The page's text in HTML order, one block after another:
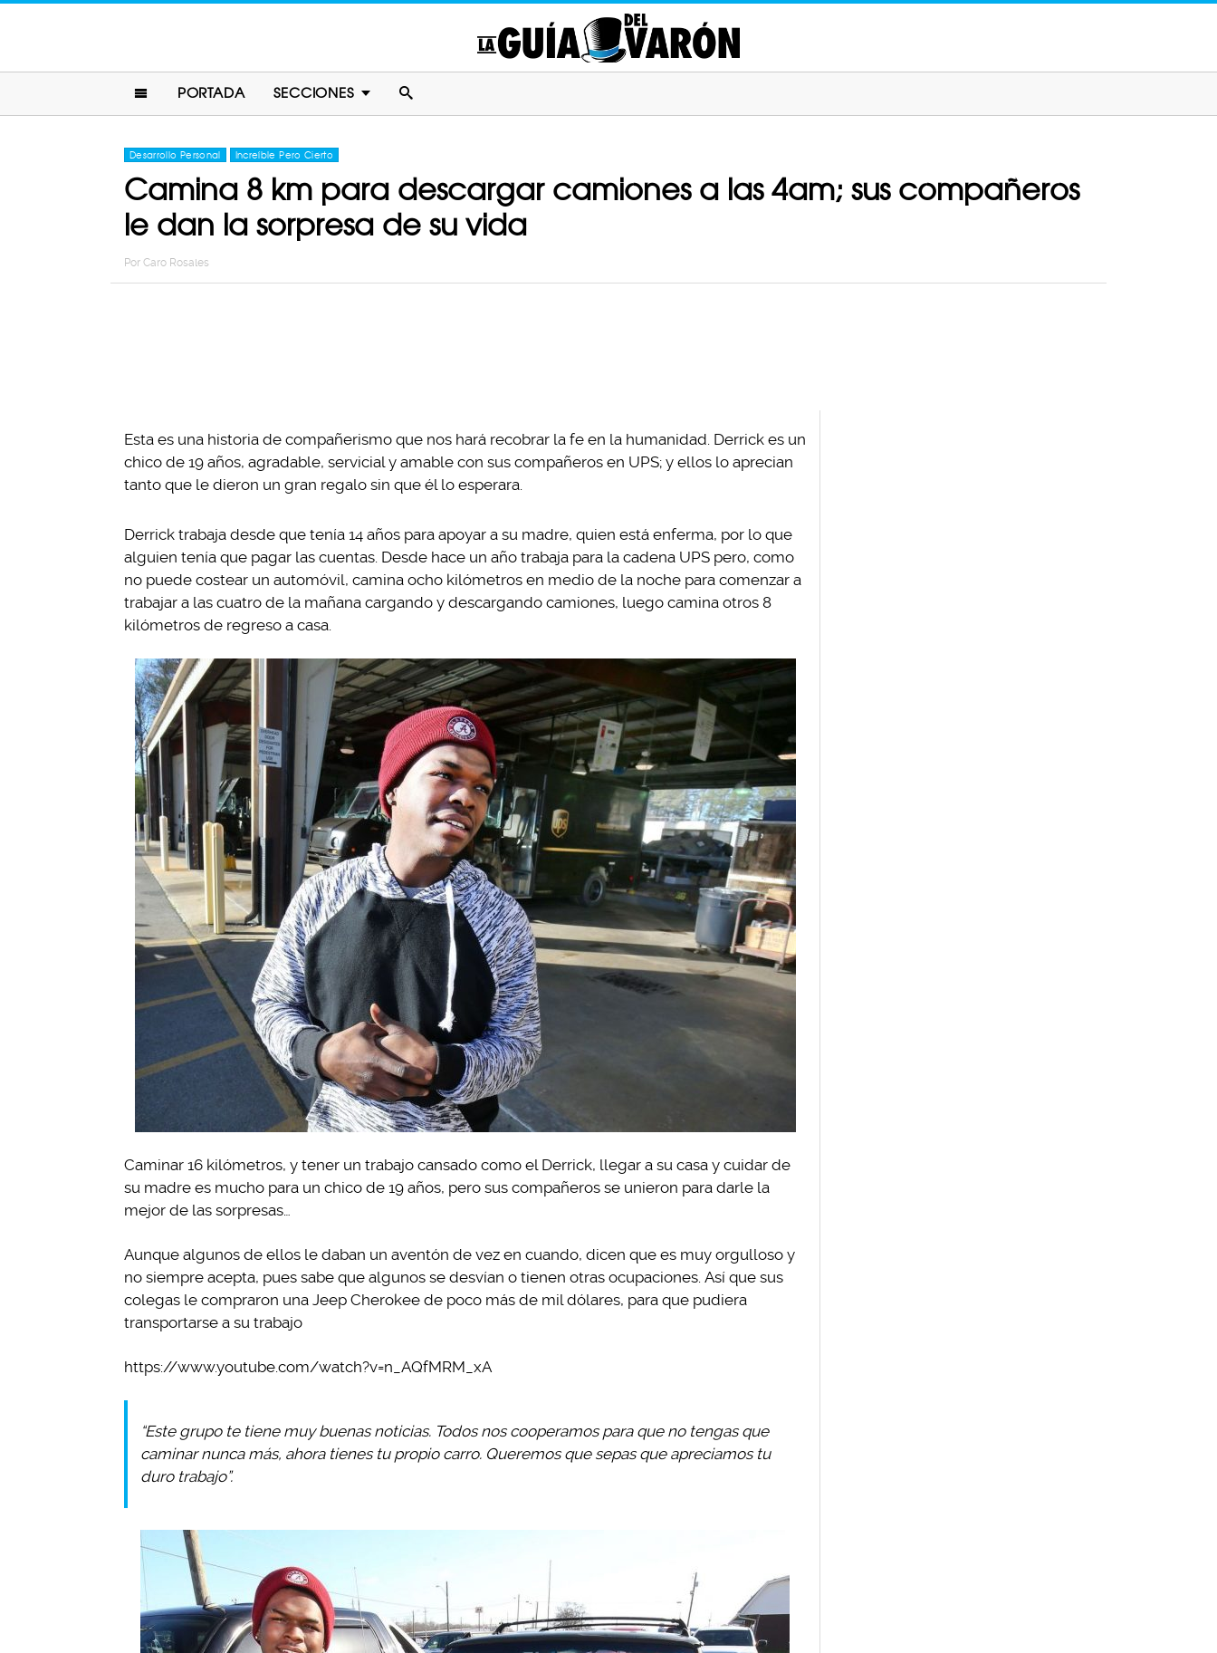
PORTADA SECCIONES
Desarrollo Personal Increíble Pero Cierto
Camina 8 km para descargar camiones a las 4am; sus compañeros
le dan la sorpresa de su vida
Por Caro Rosales
Esta es una historia de compañerismo que nos hará recobrar la fe en la humanidad. Derrick es un
chico de 19 años, agradable, servicial y amable con sus compañeros en UPS; y ellos lo aprecian
tanto que le dieron un gran regalo sin que él lo esperara.
Derrick trabaja desde que tenía 14 años para apoyar a su madre, quien está enferma, por lo que
alguien tenía que pagar las cuentas. Desde hace un año trabaja para la cadena UPS pero, como
no puede costear un automóvil, camina ocho kilómetros en medio de la noche para comenzar a
trabajar a las cuatro de la mañana cargando y descargando camiones, luego camina otros 8
kilómetros de regreso a casa.
Caminar 16 kilómetros, y tener un trabajo cansado como el Derrick, llegar a su casa y cuidar de
su madre es mucho para un chico de 19 años, pero sus compañeros se unieron para darle la
mejor de las sorpresas…
Aunque algunos de ellos le daban un aventón de vez en cuando, dicen que es muy orgulloso y
no siempre acepta, pues sabe que algunos se desvían o tienen otras ocupaciones. Así que sus
colegas le compraron una Jeep Cherokee de poco más de mil dólares, para que pudiera
transportarse a su trabajo
https://www.youtube.com/watch?v=n_AQfMRM_xA
“Este grupo te tiene muy buenas noticias. Todos nos cooperamos para que no tengas que
caminar nunca más, ahora tienes tu propio carro. Queremos que sepas que apreciamos tu
duro trabajo”.